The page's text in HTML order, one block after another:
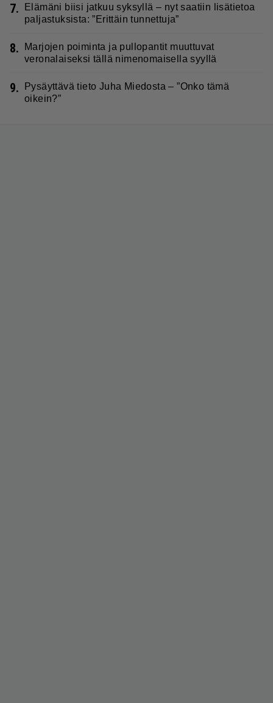
7.
Elämäni biisi jatkuu syksyllä – nyt saatiin lisätietoa
paljastuksista: ”Erittäin tunnettuja”
8.
Marjojen poiminta ja pullopantit muuttuvat
veronalaiseksi tällä nimenomaisella syyllä
9.
Pysäyttävä tieto Juha Miedosta – ”Onko tämä
oikein?”